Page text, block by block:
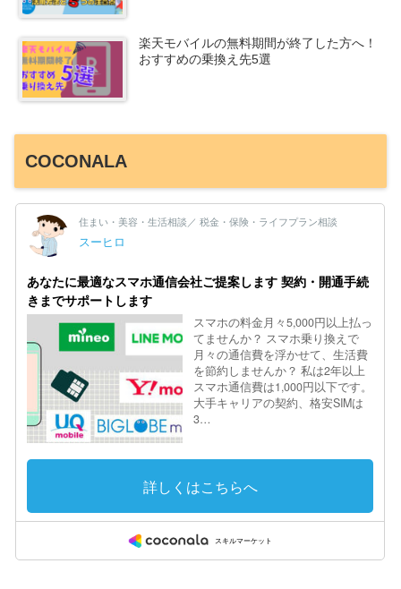
楽天モバイルの無料期間が終了した方へ！
おすすめの乗換え先5選
COCONALA